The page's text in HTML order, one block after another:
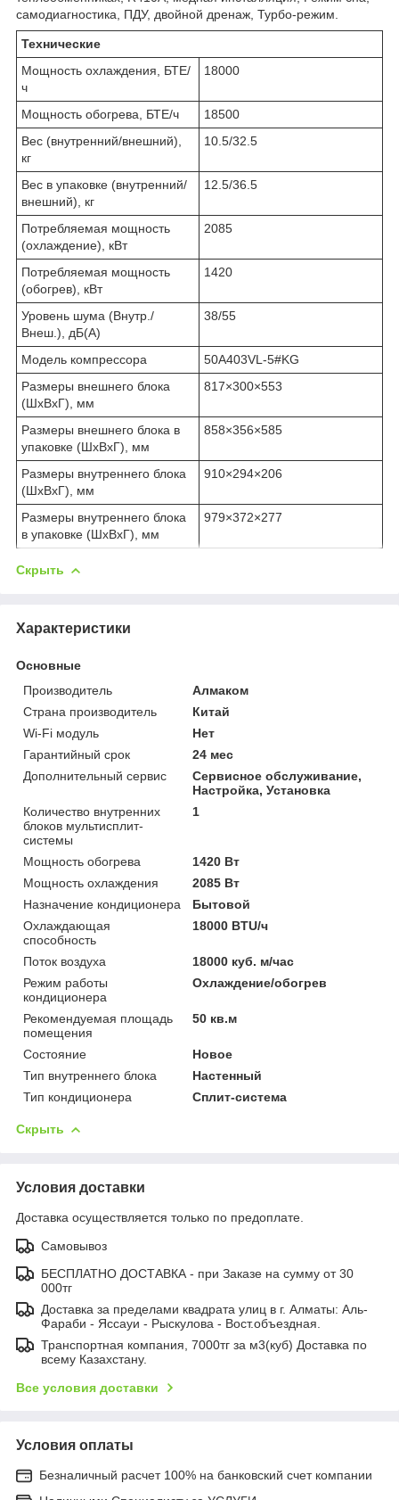
самодиагностика, ПДУ, двойной дренаж, Турбо-режим.
Технические
Мощность охлаждения, БТЕ/
ч
18000
Мощность обогрева, БТЕ/ч
18500
Вес (внутренний/внешний),
кг
10.5/32.5
Вес в упаковке (внутренний/
внешний), кг
12.5/36.5
Потребляемая мощность
(охлаждение), кВт
2085
Потребляемая мощность
(обогрев), кВт
1420
Уровень шума (Внутр./
Внеш.), дБ(А)
38/55
Модель компрессора
50A403VL-5#KG
Размеры внешнего блока
(ШхВхГ), мм
817×300×553
Размеры внешнего блока в
упаковке (ШхВхГ), мм
858×356×585
Размеры внутреннего блока
(ШхВхГ), мм
910×294×206
Размеры внутреннего блока
в упаковке (ШхВхГ), мм
979×372×277
Скрыть
Характеристики
Основные
Производитель
Алмаком
Страна производитель
Китай
Wi-Fi модуль
Нет
Гарантийный срок
24 мес
Дополнительный сервис
Сервисное обслуживание,
Настройка, Установка
Количество внутренних
блоков мультисплит-
системы
1
Мощность обогрева
1420 Вт
Мощность охлаждения
2085 Вт
Назначение кондиционера
Бытовой
Охлаждающая
способность
18000 BTU/ч
Поток воздуха
18000 куб. м/час
Режим работы
кондиционера
Охлаждение/обогрев
Рекомендуемая площадь
помещения
50 кв.м
Состояние
Новое
Тип внутреннего блока
Настенный
Тип кондиционера
Сплит-система
Скрыть
Условия доставки
Доставка осуществляется только по предоплате.
Самовывоз
БЕСПЛАТНО ДОСТАВКА - при Заказе на сумму от 30
000тг
Доставка за пределами квадрата улиц в г. Алматы: Аль-
Фараби - Яссауи - Рыскулова - Вост.объездная.
Транспортная компания, 7000тг за м3(куб) Доставка по
всему Казахстану.
Все условия доставки
Условия оплаты
Безналичный расчет 100% на банковский счет компании